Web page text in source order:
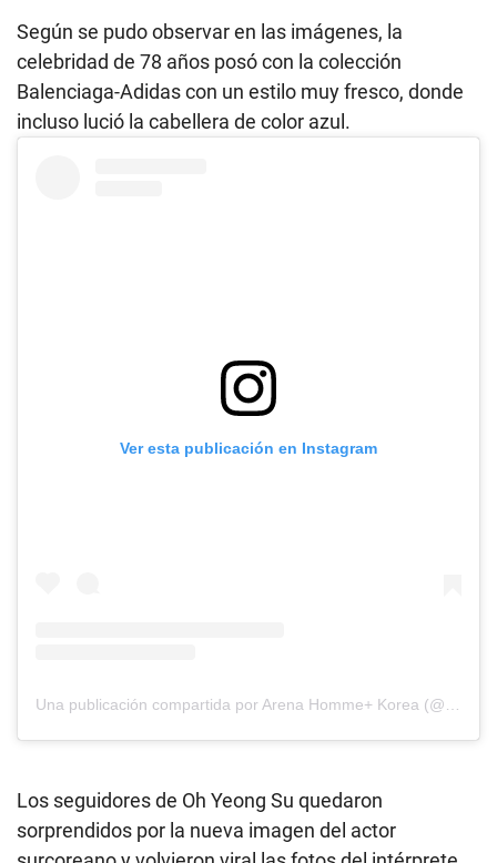
Según se pudo observar en las imágenes, la
celebridad de 78 años posó con la colección
Balenciaga-Adidas con un estilo muy fresco, donde
incluso lució la cabellera de color azul.
Ver esta publicación en Instagram
Los seguidores de Oh Yeong Su quedaron
sorprendidos por la nueva imagen del actor